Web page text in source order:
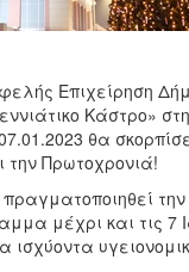
Επιχείρηση
Κάστρο»
07.01.2023 θα
την Πρωτοχρονιά!
μέχρι και τις 7